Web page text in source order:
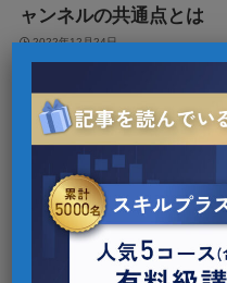
ャンネルの共通点とは
2022年12月24日